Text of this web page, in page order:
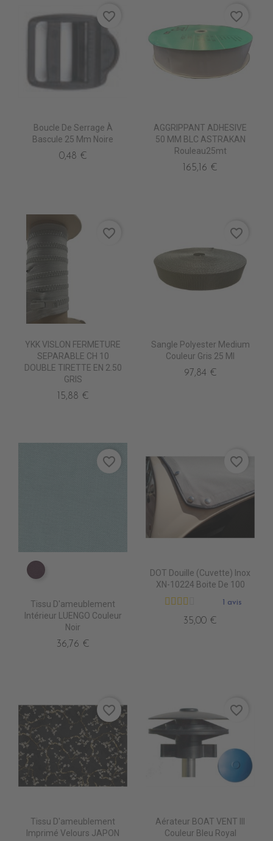
Boucle De Serrage À
Bascule 25 Mm Noire
0,48 €
favorite_border
AGGRIPPANT ADHESIVE
50 MM BLC ASTRAKAN
Rouleau25mt
165,16 €
favorite_border
YKK VISLON FERMETURE
SEPARABLE CH 10
DOUBLE TIRETTE EN 2.50
GRIS
15,88 €
favorite_border
Sangle Polyester Medium
Couleur Gris 25 Ml
97,84 €
favorite_border
TA5210 AUBERGINE
Tissu D'ameublement
Intérieur LUENGO Couleur
Noir
36,76 €
favorite_border
DOT Douille (Cuvette) Inox
XN-10224 Boite De 100
1 avis
35,00 €
favorite_border
Tissu D'ameublement
Imprimé Velours JAPON
favorite_border
Aérateur BOAT VENT III
Couleur Bleu Royal
favorite_border